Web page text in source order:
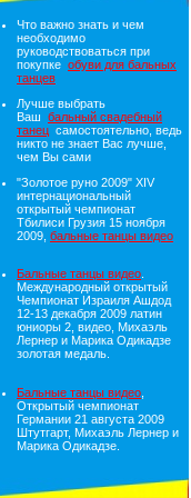
Что важно знать и чем
необходимо
руководствоваться при
покупке обуви для бальных
танцев
Лучше выбрать
Ваш бальный свадебный
танец самостоятельно, ведь
никто не знает Вас лучше,
чем Вы сами
"Золотое руно 2009" XIV
интернациональный
открытый чемпионат
Тбилиси Грузия 15 ноября
2009, бальные танцы видео
Бальные танцы видео
Международный открытый
Чемпионат Израиля Ашдод
12-13 декабря 2009 латин
юниоры 2, видео, Михаэль
Лернер и Марика Одикадзе
золотая медаль.
Бальные танцы видео
Открытый чемпионат
Германии 21 августа 2009
Штутгарт, Михаэль Лернер и
Марика Одикадзе.